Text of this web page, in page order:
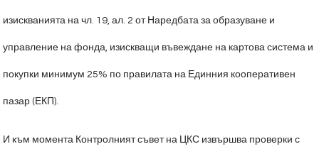
изискванията на чл. 19, ал. 2 от Наредбата за образуване и
управление на фонда, изискващи въвеждане на картова система и
покупки минимум 25% по правилата на Единния кооперативен
пазар (ЕКП).
И към момента Контролният съвет на ЦКС извършва проверки с